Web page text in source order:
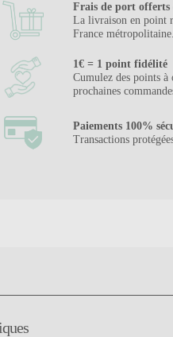
Frais de port offerts
La livraison en point
France métropolitaine.
1€ = 1 point fidélité
Cumulez des points à
prochaines
Paiements 100%
Transactions